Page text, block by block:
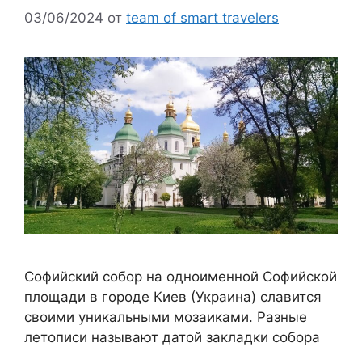
03/06/2024 от team of smart travelers
Софийский собор на одноименной Софийской
площади в городе Киев (Украина) славится
своими уникальными мозаиками. Разные
летописи называют датой закладки собора